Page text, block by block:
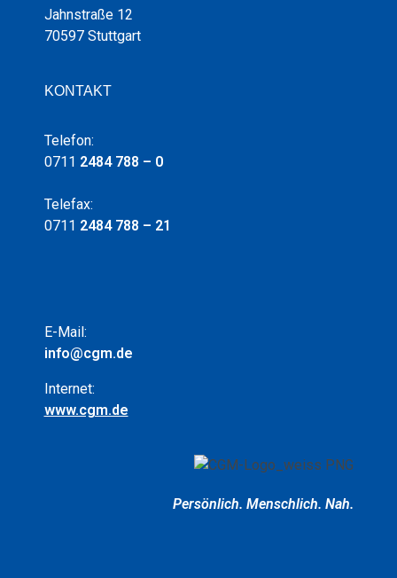
Jahnstraße 12
70597 Stuttgart
KONTAKT
Telefon:
0711 2484 788 – 0
Telefax:
0711 2484 788 – 21
E-Mail:
info@cgm.de
Internet:
www.cgm.de
Persönlich. Menschlich. Nah.